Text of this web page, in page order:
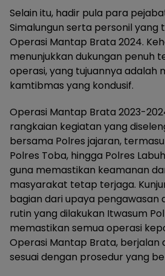
Selain itu, hadir pula para
Simalungun serta personil yang
Operasi Mantap Brata 2024.
menunjukkan dukungan penuh
operasi, yang tujuannya adalah
kamtibmas yang kondusif.
Operasi Mantap Brata 2023-
rangkaian kegiatan yang
bersama Polres jajaran,
Polres Toba, hingga Polres
guna memastikan keamanan
masyarakat tetap terjaga.
bagian dari upaya pengawasan
rutin yang dilakukan Itwasum
memastikan semua operasi
Operasi Mantap Brata, berjalan
sesuai dengan prosedur yang